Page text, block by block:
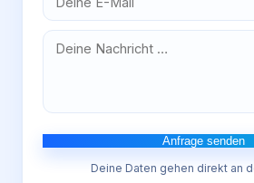
Anfrage senden
Deine Daten gehen direkt an